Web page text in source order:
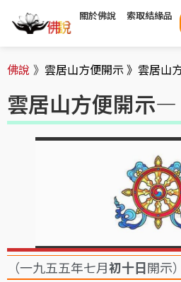
關於佛說 索取結緣品
佛說 》 雲居山方便開示 》 雲居山
雲居山方便開示—
（一九五五年七月初十日開示）